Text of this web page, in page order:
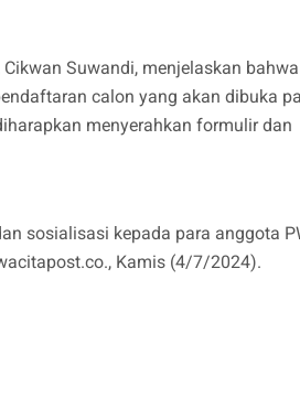
Suwandi, menjelaskan bahwa
calon yang akan dibuka
menyerahkan formulir dan
sosialisasi kepada para anggota
Kamis (4/7/2024).